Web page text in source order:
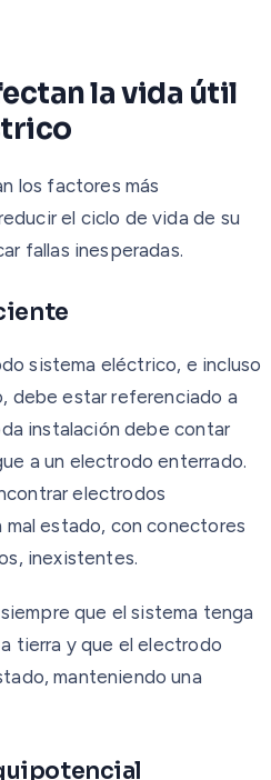
la vida útil
los factores más
el ciclo de vida de su
fallas inesperadas.
sistema eléctrico, e incluso
debe estar referenciado a
instalación debe contar
a un electrodo enterrado.
electrodos
mal estado, con conectores
inexistentes.
que el sistema tenga
tierra y que el electrodo
manteniendo una